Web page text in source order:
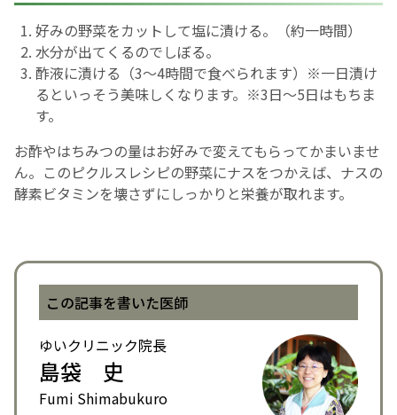
好みの野菜をカットして塩に漬ける。（約一時間）
水分が出てくるのでしぼる。
酢液に漬ける（3～4時間で食べられます）※一日漬け
るといっそう美味しくなります。※3日～5日はもちま
す。
お酢やはちみつの量はお好みで変えてもらってかまいませ
ん。このピクルスレシピの野菜にナスをつかえば、ナスの
酵素ビタミンを壊さずにしっかりと栄養が取れます。
この記事を書いた医師
ゆいクリニック院長
島袋 史
Fumi Shimabukuro